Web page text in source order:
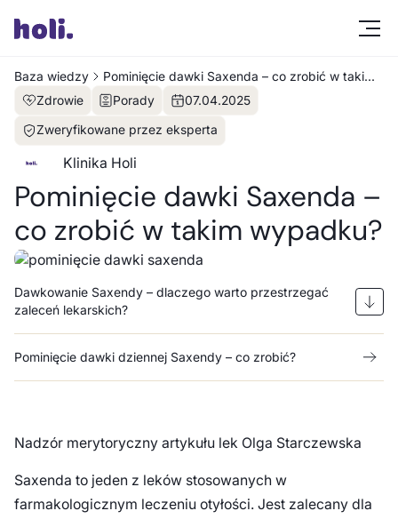
Baza wiedzy
Pominięcie dawki Saxenda – co zrobić w takim
wypadku?
Klinika Holi
Zdrowie Porady 07.04.2025
Zweryfikowane przez eksperta
Pominięcie dawki Saxenda –
co zrobić w takim wypadku?
Dawkowanie Saxendy – dlaczego warto przestrzegać
zaleceń lekarskich?
Pominięcie dawki dziennej Saxendy – co zrobić?
Nadzór merytoryczny artykułu lek Olga Starczewska
Saxenda to jeden z leków stosowanych w
farmakologicznym leczeniu otyłości. Jest zalecany dla